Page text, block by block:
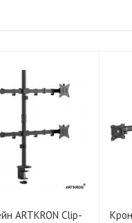
ARTKRON Clip-